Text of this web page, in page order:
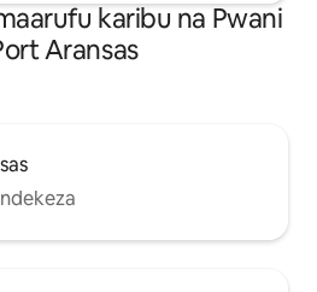
karibu na Pwani
Aransas